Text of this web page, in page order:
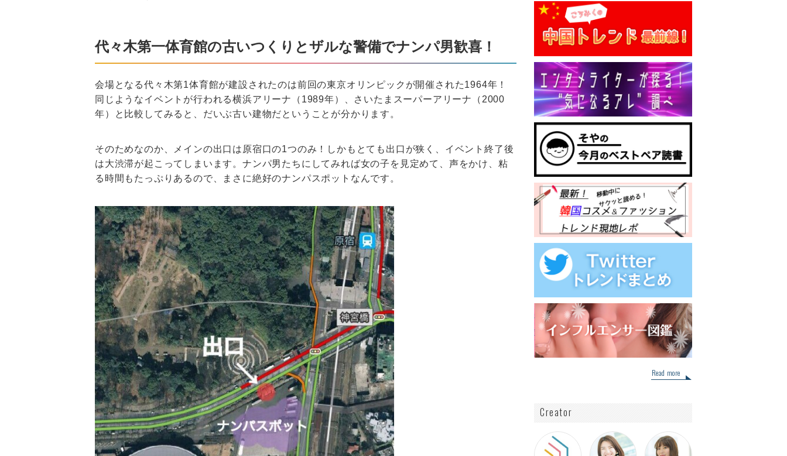
代々木第一体育館の古いつくりとザルな警備でナンパ男歓喜！
会場となる代々木第1体育館が建設されたのは前回の東京オリンピックが開催された1964年！
同じようなイベントが行われる横浜アリーナ（1989年）、さいたまスーパーアリーナ（2000
年）と比較してみると、だいぶ古い建物だということが分かります。
そのためなのか、メインの出口は原宿口の1つのみ！しかもとても出口が狭く、イベント終了後
は大渋滞が起こってしまいます。ナンパ男たちにしてみれば女の子を見定めて、声をかけ、粘
る時間もたっぷりあるので、まさに絶好のナンパスポットなんです。
Read more
Creator